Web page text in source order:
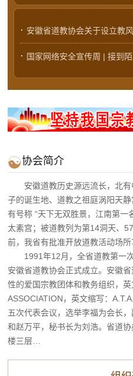
· 安徽省道教协会关于设立教
· 国家网络安全宣传周 | 接到
协会简介
安徽道教历史源远流长，北有
子的诞生地、道教之祖庭涡阳天
有号称 “天下无双胜景，江南第一
太素宫；被道教列为第14洞天、
前，我省有批准开放道教活动场
1991年12月，全省道教第一
安徽省道教协会正式成立。安徽
性的爱国宗教团体和教务组织，
ASSOCIATION，英文缩写：
五次代表会议，选举李福为会长
和赵万平，秘书长为刘浩。省道
楼三层…